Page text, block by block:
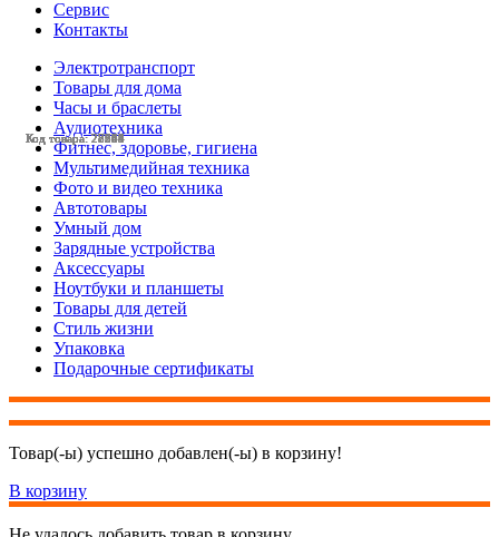
Код товара: 25243
Код товара: 22224
Код товара: 28504
Код товара: 28559
Код товара: 28247
Код товара: 28031
Код товара: 27983
Код товара: 27604
Код товара: 27568
Код товара: 27313
Код товара: 27139
Код товара: 25304
Сервис
Контакты
Электротранспорт
Товары для дома
Часы и браслеты
Аудиотехника
Фитнес, здоровье, гигиена
Мультимедийная техника
Фото и видео техника
Автотовары
Умный дом
Зарядные устройства
Аксессуары
Ноутбуки и планшеты
Товары для детей
Стиль жизни
Упаковка
Подарочные сертификаты
Товар(-ы) успешно добавлен(-ы) в корзину!
В корзину